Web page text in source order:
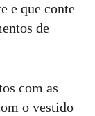
e que conte
de
com as
o vestido